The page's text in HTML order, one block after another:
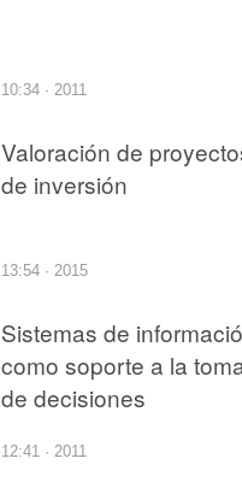
10:34 · 2011
Valoración de
de inversión
13:54 · 2015
Sistemas de
como soporte a la
de decisiones
12:41 · 2011